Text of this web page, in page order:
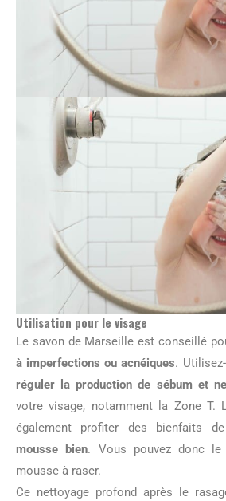
Utilisation pour le visage
Le savon de Marseille est conseillé
à imperfections ou acnéiques.
réguler la production de sébum et
votre visage, notamment la Zone T.
également profiter des bienfaits
mousse bien. Vous pouvez donc le
mousse à raser.
Ce nettoyage profond après le